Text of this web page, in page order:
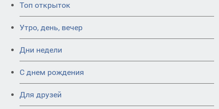
Топ открыток
Утро, день, вечер
Дни недели
C днем рождения
Для друзей